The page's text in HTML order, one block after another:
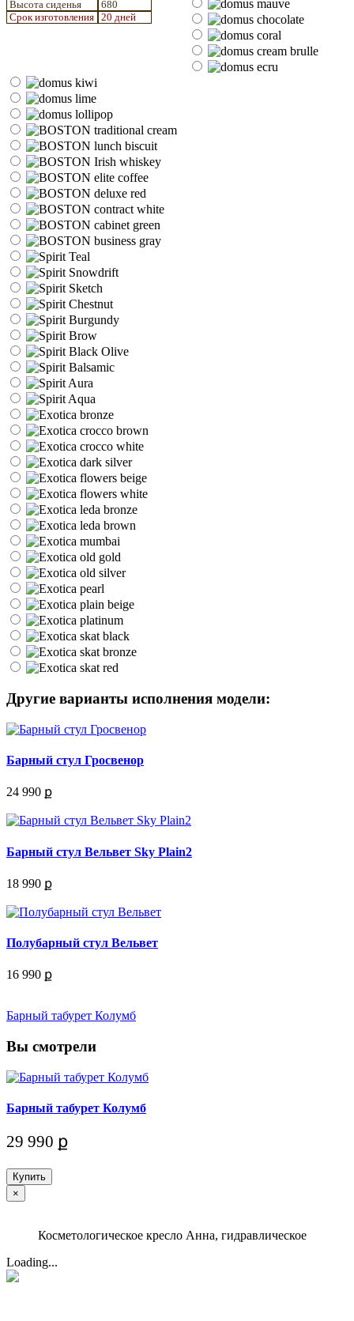
Высота сиденья
680
Срок изготовления 20 дней
Другие варианты исполнения модели:
Барный стул Гросвенор
24 990 ք
Барный стул Вельвет Sky Plain2
18 990 ք
Полубарный стул Вельвет
16 990 ք
Барный табурет Колумб
Вы смотрели
Барный табурет Колумб
29 990 ք
Купить
×
Косметологическое кресло Анна, гидравлическое
Loading...